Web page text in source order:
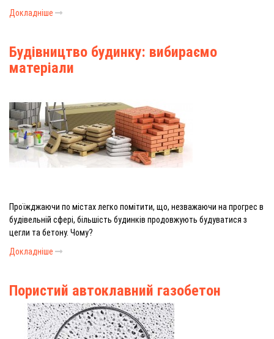
Докладніше
Будівництво будинку: вибираємо
матеріали
Проїжджаючи по містах легко помітити, що, незважаючи на прогрес в
будівельній сфері, більшість будинків продовжують будуватися з
цегли та бетону. Чому?
Докладніше
Пористий автоклавний газобетон